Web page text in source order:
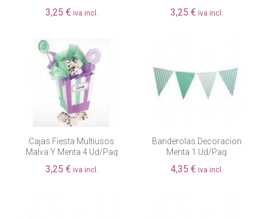
3,25 € iva incl. 3,25 € iva incl.
Cajas Fiesta Multiusos
Malva Y Menta 4 Ud/paq
3,25 € iva incl.
Banderolas Decoracion
Menta 1 Ud/paq
4,35 € iva incl.